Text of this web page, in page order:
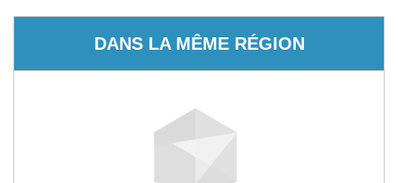
DANS LA MÊME RÉGION